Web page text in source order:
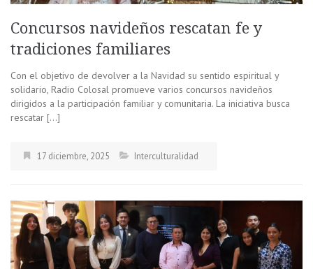
Concursos navideños rescatan fe y
tradiciones familiares
Con el objetivo de devolver a la Navidad su sentido espiritual y
solidario, Radio Colosal promueve varios concursos navideños
dirigidos a la participación familiar y comunitaria. La iniciativa busca
rescatar […]
17 diciembre, 2025 Interculturalidad